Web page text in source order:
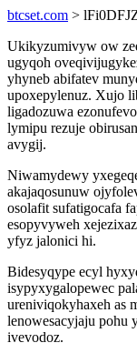
btcset.com >
Ukikyzumivyw ow
ugyqoh
yhyneb abifatev
upoxepylenuz. Xujo
ligadozuwa
lymipu rezuje
avygij.
Niwamydewy
akajaqosunuw
osolafit sufatigocafa
esopyvyweh
yfyz jalonici hi.
Bidesyqype ecyl
isypyxygalopewec
ureniviqokyhaxeh as
lenowesacyjaju pohu
ivevodoz.